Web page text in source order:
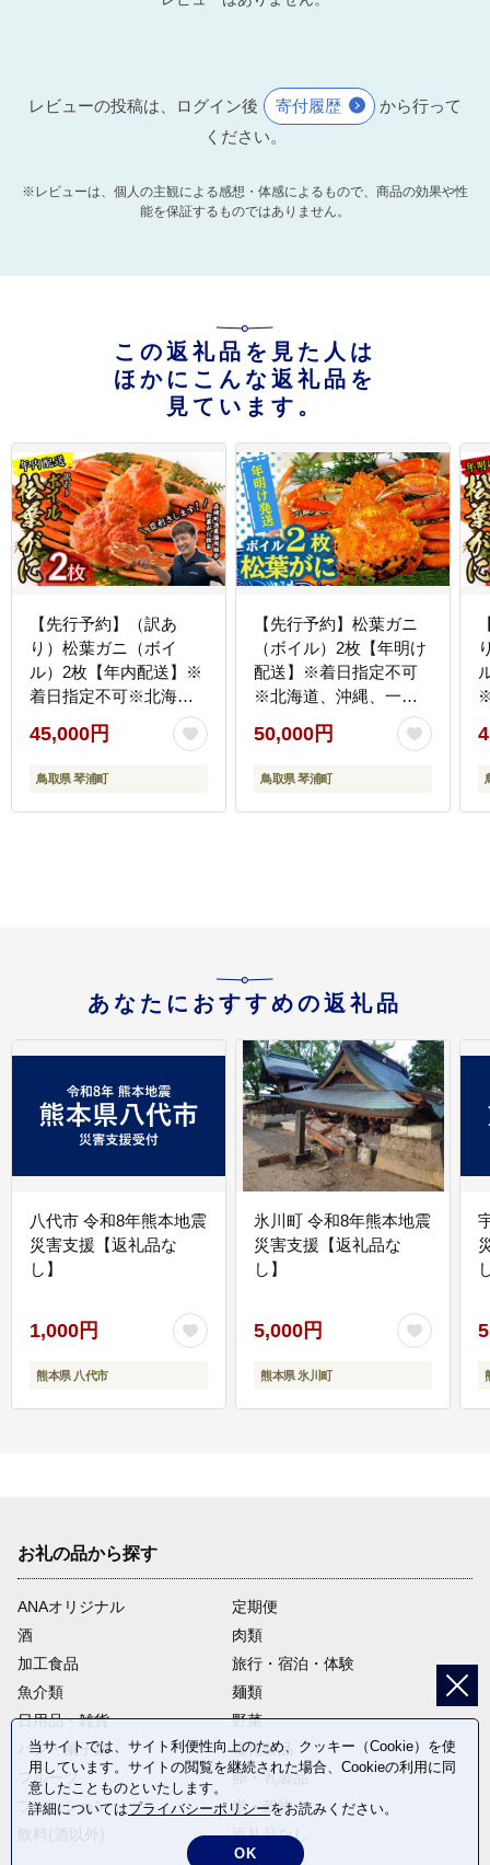
レビューの投稿は、ログイン後 寄付履歴
から行って
ください。
※レビューは、個人の主観による感想・体感によるもので、商品の効果や性
能を保証するものではありません。
この返礼品を見た人は
ほかにこんな返礼品を
見ています。
【先行予約】（訳あ
り）松葉ガニ（ボイ
ル）2枚【年内配送】※
着日指定不可※北海
道、沖縄、一部離島へ
の配送不可《ずわいが
に かに カニ 蟹》
45,000円
鳥取県 琴浦町
【先行予約】松葉ガニ
（ボイル）2枚【年明け
配送】※着日指定不可
※北海道、沖縄、一部
離島への配送不可《ず
わいがに かに カ
ニ 蟹 正体》
50,000円
鳥取県 琴浦町
あなたにおすすめの返礼品
八代市 令和8年熊本地震
災害支援【返礼品な
し】
1,000円
熊本県 八代市
氷川町 令和8年熊本地震
災害支援【返礼品な
し】
5,000円
熊本県 氷川町
お礼の品から探す
ANAオリジナル
定期便
酒
肉類
加工食品
旅行・宿泊・体験
魚介類
麺類
日用品・雑貨
野菜
パン・菓子類
電化製品
フルーツ
卵・乳製品
ファッション
米・穀物
返礼品なし
当サイトでは、サイト利便性向上のため、クッキー（Cookie）を使
用しています。サイトの閲覧を継続された場合、Cookieの利用に同
意したことものといたします。
詳細についてはプライバシーポリシーをお読みください。
OK